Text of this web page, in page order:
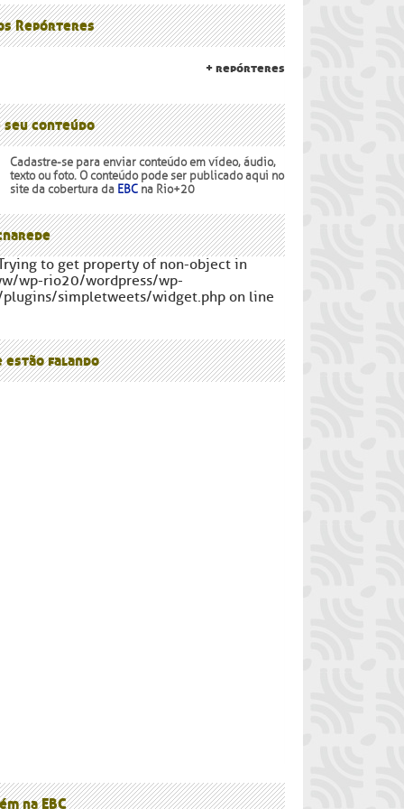
Povos
Repórteres
+ repórteres
seu conteúdo
Cadastre-se para enviar conteúdo em vídeo, áudio,
texto ou foto. O conteúdo pode ser publicado aqui no
site da cobertura da EBC na Rio+20
to get property of non-object in
wp-rio20/wordpress/wp-
simpletweets/widget.php on line
estão falando
na EBC